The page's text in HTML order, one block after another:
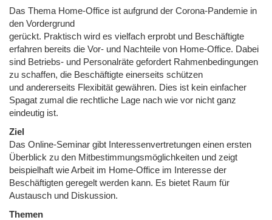
Das Thema Home-Office ist aufgrund der Corona-Pandemie in
den Vordergrund
gerückt. Praktisch wird es vielfach erprobt und Beschäftigte
erfahren bereits die Vor- und Nachteile von Home-Office. Dabei
sind Betriebs- und Personalräte gefordert Rahmenbedingungen
zu schaffen, die Beschäftigte einerseits schützen
und andererseits Flexibität gewähren. Dies ist kein einfacher
Spagat zumal die rechtliche Lage nach wie vor nicht ganz
eindeutig ist.
Ziel
Das Online-Seminar gibt Interessenvertretungen einen ersten
Überblick zu den Mitbestimmungsmöglichkeiten und zeigt
beispielhaft wie Arbeit im Home-Office im Interesse der
Beschäftigten geregelt werden kann. Es bietet Raum für
Austausch und Diskussion.
Themen